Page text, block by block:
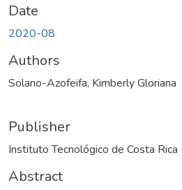
Date
2020-08
Authors
Solano-Azofeifa, Kimberly Gloriana
Publisher
Instituto Tecnológico de Costa Rica
Abstract